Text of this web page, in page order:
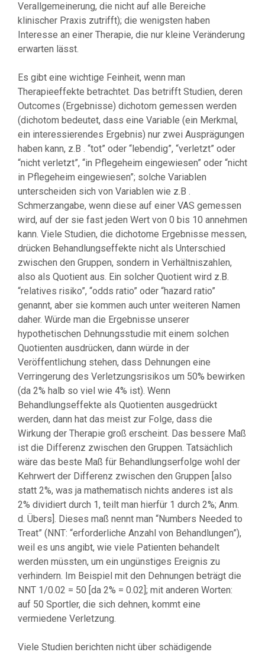
Verallgemeinerung, die nicht auf alle Bereiche
klinischer Praxis zutrifft); die wenigsten haben
Interesse an einer Therapie, die nur kleine Veränderung
erwarten lässt.
Es gibt eine wichtige Feinheit, wenn man
Therapieeffekte betrachtet. Das betrifft Studien, deren
Outcomes (Ergebnisse) dichotom gemessen werden
(dichotom bedeutet, dass eine Variable (ein Merkmal,
ein interessierendes Ergebnis) nur zwei Ausprägungen
haben kann, z.B . “tot” oder “lebendig”, “verletzt” oder
“nicht verletzt”, “in Pflegeheim eingewiesen” oder “nicht
in Pflegeheim eingewiesen”; solche Variablen
unterscheiden sich von Variablen wie z.B .
Schmerzangabe, wenn diese auf einer VAS gemessen
wird, auf der sie fast jeden Wert von 0 bis 10 annehmen
kann. Viele Studien, die dichotome Ergebnisse messen,
drücken Behandlungseffekte nicht als Unterschied
zwischen den Gruppen, sondern in Verhältniszahlen,
also als Quotient aus. Ein solcher Quotient wird z.B.
“relatives risiko”, “odds ratio” oder “hazard ratio”
genannt, aber sie kommen auch unter weiteren Namen
daher. Würde man die Ergebnisse unserer
hypothetischen Dehnungsstudie mit einem solchen
Quotienten ausdrücken, dann würde in der
Veröffentlichung stehen, dass Dehnungen eine
Verringerung des Verletzungsrisikos um 50% bewirken
(da 2% halb so viel wie 4% ist). Wenn
Behandlungseffekte als Quotienten ausgedrückt
werden, dann hat das meist zur Folge, dass die
Wirkung der Therapie groß erscheint. Das bessere Maß
ist die Differenz zwischen den Gruppen. Tatsächlich
wäre das beste Maß für Behandlungserfolge wohl der
Kehrwert der Differenz zwischen den Gruppen [also
statt 2%, was ja mathematisch nichts anderes ist als
2% dividiert durch 1, teilt man hierfür 1 durch 2%; Anm.
d. Übers]. Dieses maß nennt man “Numbers Needed to
Treat” (NNT: “erforderliche Anzahl von Behandlungen”),
weil es uns angibt, wie viele Patienten behandelt
werden müssten, um ein ungünstiges Ereignis zu
verhindern. Im Beispiel mit den Dehnungen beträgt die
NNT 1/0.02 = 50 [da 2% = 0.02]; mit anderen Worten:
auf 50 Sportler, die sich dehnen, kommt eine
vermiedene Verletzung.
Viele Studien berichten nicht über schädigende